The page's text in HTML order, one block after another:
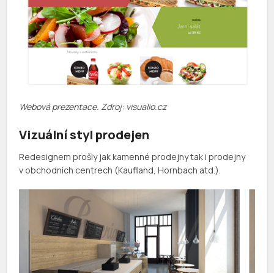
Webová prezentace. Zdroj: visualio.cz
Vizuální styl prodejen
Redesignem prošly jak kamenné prodejny tak i prodejny
v obchodních centrech (Kaufland, Hornbach atd.).